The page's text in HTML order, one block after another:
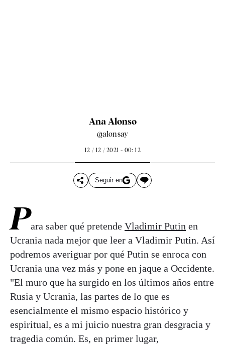
Ana Alonso
@alonsay
12 / 12 / 2021 - 00: 12
Seguir en
Para saber qué pretende Vladimir Putin en
Ucrania nada mejor que leer a Vladimir Putin. Así
podremos averiguar por qué Putin se enroca con
Ucrania una vez más y pone en jaque a Occidente.
"El muro que ha surgido en los últimos años entre
Rusia y Ucrania, las partes de lo que es
esencialmente el mismo espacio histórico y
espiritual, es a mi juicio nuestra gran desgracia y
tragedia común. Es, en primer lugar,